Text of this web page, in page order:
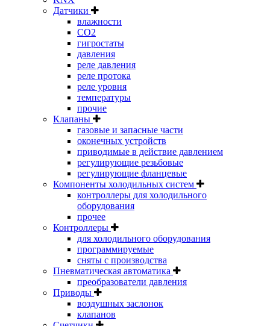
Датчики
влажности
CO2
гигростаты
давления
реле давления
реле протока
реле уровня
температуры
прочие
Клапаны
газовые и запасные части
оконечных устройств
приводимые в действие давлением
регулирующие резьбовые
регулирующие фланцевые
Компоненты холодильных систем
контроллеры для холодильного
оборудования
прочее
Контроллеры
для холодильного оборудования
программируемые
сняты с производства
Пневматическая автоматика
преобразователи давления
Приводы
воздушных заслонок
клапанов